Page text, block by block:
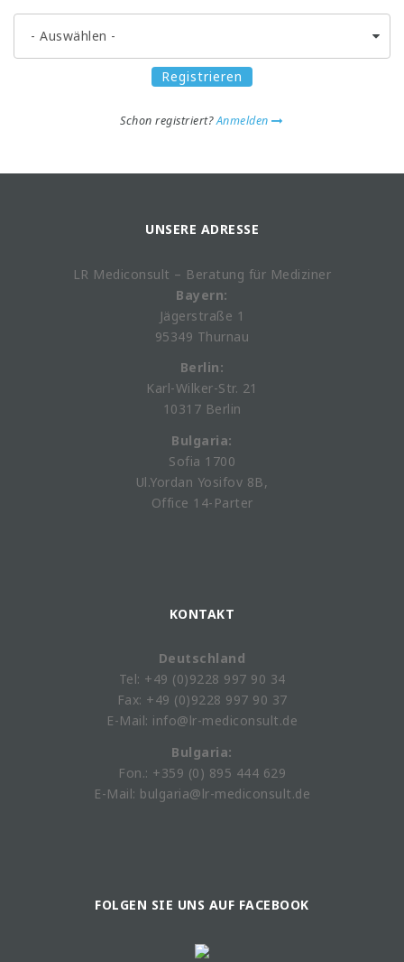
Registrieren
Schon registriert?Anmelden
UNSERE ADRESSE
LR Mediconsult – Beratung für Mediziner
Bayern:
Jägerstraße 1
95349 Thurnau
Berlin:
Karl-Wilker-Str. 21
10317 Berlin
Bulgaria:
Sofia 1700
Ul.Yordan Yosifov 8B,
Office 14-Parter
KONTAKT
Deutschland
Tel: +49 (0)9228 997 90 34
Fax: +49 (0)9228 997 90 37
E-Mail: info@lr-mediconsult.de
Bulgaria:
Fon.: +359 (0) 895 444 629
E-Mail: bulgaria@lr-mediconsult.de
FOLGEN SIE UNS AUF FACEBOOK